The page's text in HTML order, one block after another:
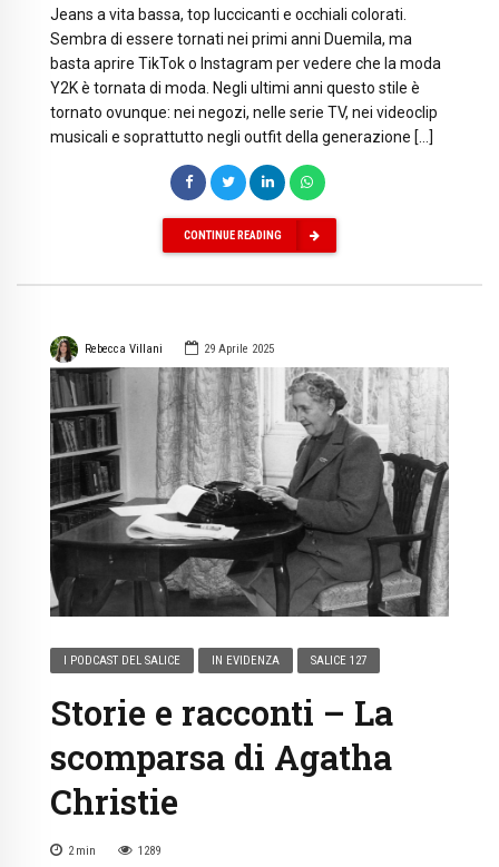
Jeans a vita bassa, top luccicanti e occhiali colorati.
Sembra di essere tornati nei primi anni Duemila, ma
basta aprire TikTok o Instagram per vedere che la moda
Y2K è tornata di moda. Negli ultimi anni questo stile è
tornato ovunque: nei negozi, nelle serie TV, nei videoclip
musicali e soprattutto negli outfit della generazione […]
CONTINUE READING
Rebecca Villani 29 Aprile 2025
I PODCAST DEL SALICE IN EVIDENZA SALICE 127
Storie e racconti – La
scomparsa di Agatha
Christie
2 min 1289